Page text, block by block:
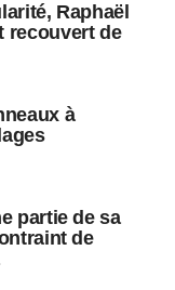
Raphaël
recouvert de
à
partie de sa
de